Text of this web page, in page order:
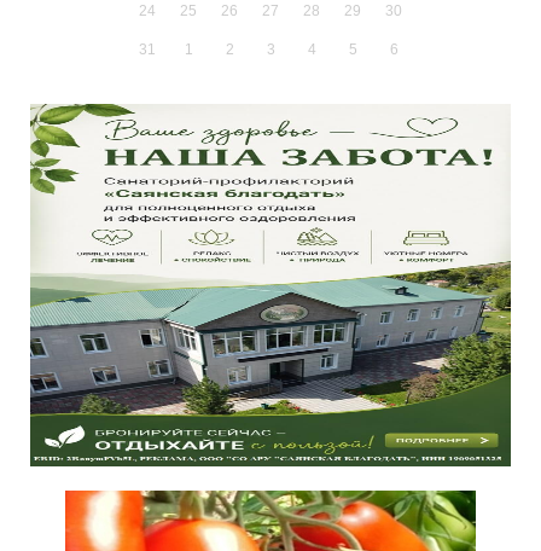
24 25 26 27 28 29 30
31 1 2 3 4 5 6